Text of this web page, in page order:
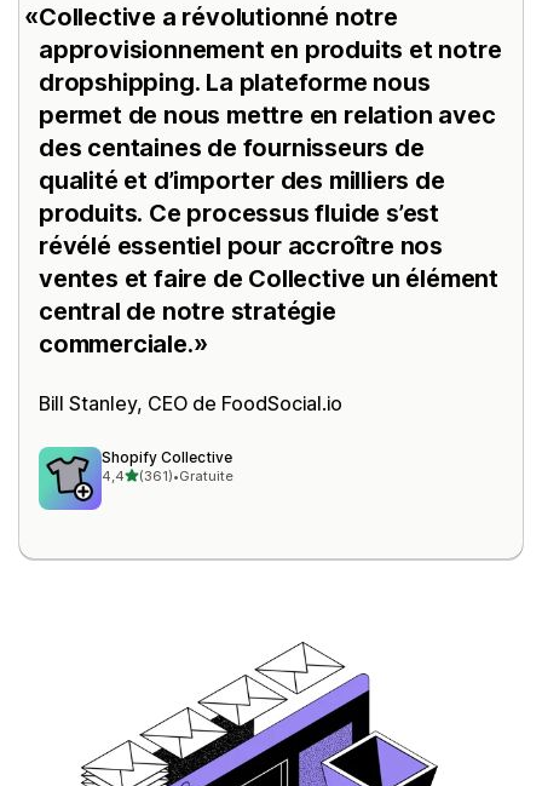
Collective a révolutionné notre
approvisionnement en produits et notre
dropshipping. La plateforme nous
permet de nous mettre en relation avec
des centaines de fournisseurs de
qualité et d’importer des milliers de
produits. Ce processus fluide s’est
révélé essentiel pour accroître nos
ventes et faire de Collective un élément
central de notre stratégie
commerciale.
Bill Stanley, CEO de FoodSocial.io
Shopify Collective
4,4étoile(s) sur 5
(361)
361 avis au total
•Gratuite